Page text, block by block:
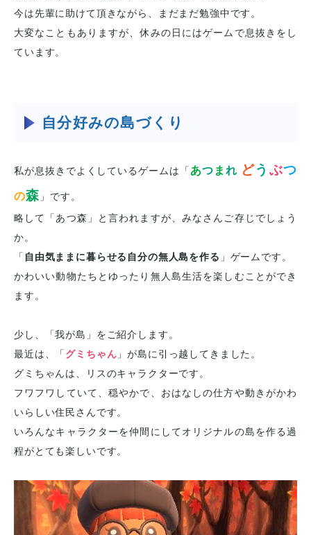
今は先輩に助けて頂きながら、
まだまだ勉強中です。
大変なこともありますが、休みの日にはゲームで息抜きをし
ています。
自分好みの島づくり
私が息抜きでよくしているゲームは「 あつ まれ どう ぶつ
の森 」です。
略して「あつ森」と言われますが、みなさんご存じでしょう
か。
「 自由気ままに暮らせる自分の無人島を作る 」ゲームです。
かわいい動物たちとゆったり無人島生活を楽しむことができ
ます。
少し、「我が島」をご紹介します。
最近は、「 グミちゃん 」が島に引っ越してきました。
グミちゃんは、リスのキャラクターです。
フワフワしていて、穏やかで、おはなしの仕方や動きがかわ
いらしい住民さんです。
いろんなキャラクターを仲間にしてオリジナルの島を作る過
程がとても楽しいです。